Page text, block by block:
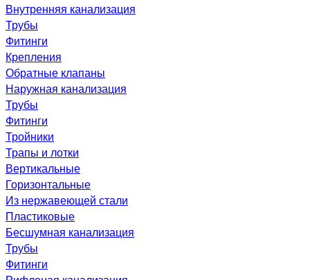
Внутренняя канализация
Трубы
Фитинги
Крепления
Обратные клапаны
Наружная канализация
Трубы
Фитинги
Тройники
Трапы и лотки
Вертикальные
Горизонтальные
Из нержавеющей стали
Пластиковые
Бесшумная канализация
Трубы
Фитинги